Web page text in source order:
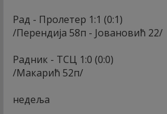
Рад - Пролетер 1:1 (0:1)
/Перендија 58п - Јовановић 22/
Радник - ТСЦ 1:0 (0:0)
/Макарић 52п/
недеља